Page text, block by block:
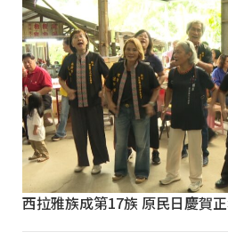
西拉雅族成第17族 原民日慶賀